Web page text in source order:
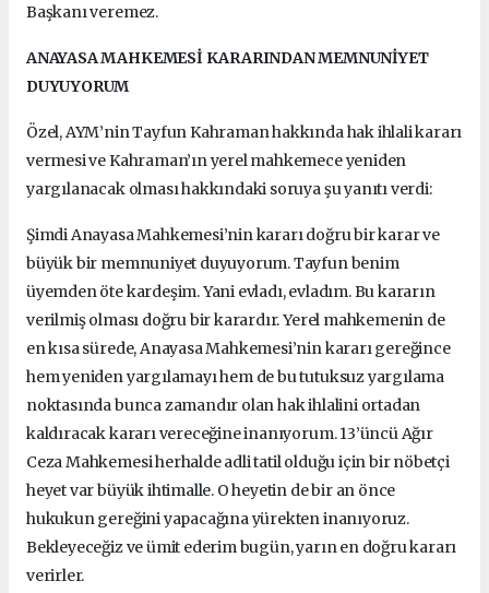
Başkanı veremez.
ANAYASA MAHKEMESİ KARARINDAN MEMNUNİYET
DUYUYORUM
Özel, AYM’nin Tayfun Kahraman hakkında hak ihlali kararı
vermesi ve Kahraman’ın yerel mahkemece yeniden
yargılanacak olması hakkındaki soruya şu yanıtı verdi:
Şimdi Anayasa Mahkemesi’nin kararı doğru bir karar ve
büyük bir memnuniyet duyuyorum. Tayfun benim
üyemden öte kardeşim. Yani evladı, evladım. Bu kararın
verilmiş olması doğru bir karardır. Yerel mahkemenin de
en kısa sürede, Anayasa Mahkemesi’nin kararı gereğince
hem yeniden yargılamayı hem de bu tutuksuz yargılama
noktasında bunca zamandır olan hak ihlalini ortadan
kaldıracak kararı vereceğine inanıyorum. 13’üncü Ağır
Ceza Mahkemesi herhalde adli tatil olduğu için bir nöbetçi
heyet var büyük ihtimalle. O heyetin de bir an önce
hukukun gereğini yapacağına yürekten inanıyoruz.
Bekleyeceğiz ve ümit ederim bugün, yarın en doğru kararı
verirler.